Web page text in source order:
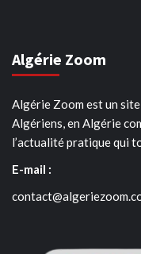
Algérie Zoom
Algérie Zoom est un
Algériens, en Algérie
l’actualité pratique qui
E-mail :